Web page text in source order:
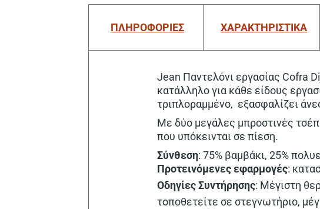
ΠΛΗΡΟΦΟΡΙΕΣ ΧΑΡΑΚΤΗΡΙΣΤΙΚΑ
Jean Παντελόνι εργασίας Cofra
κατάλληλο για κάθε είδους
τριπλοραμμένο, εξασφαλίζει
Με δύο μεγάλες μπροστινές
που υπόκεινται σε πίεση.
Σύνθεση: 75% βαμβάκι, 25%
Προτεινόμενες εφαρμογές:
Οδηγίες Συντήρησης: Μέγιστη
τοποθετείτε σε στεγνωτήριο,